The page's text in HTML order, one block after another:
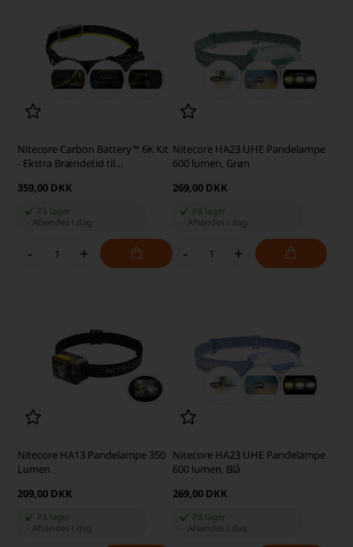
Nitecore Carbon Battery™ 6K Kit
- Ekstra Brændetid til
359,00 DKK
På lager
-Afsendes i dag
- +
Nitecore HA23 UHE Pandelampe
600 lumen, Grøn
269,00 DKK
På lager
Afsendes i dag
- +
Nitecore HA13 Pandelampe 350
Lumen
209,00 DKK
På lager
Afsendes i dag
Nitecore HA23 UHE Pandelampe
600 lumen, Blå
269,00 DKK
På lager
Afsendes i dag